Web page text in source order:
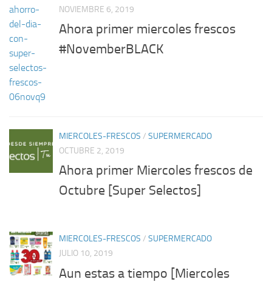
NOVIEMBRE 6, 2019
Ahora primer miercoles frescos
#NovemberBLACK
MIERCOLES-FRESCOS / SUPERMERCADO
OCTUBRE 2, 2019
Ahora primer Miercoles frescos de
Octubre [Super Selectos]
MIERCOLES-FRESCOS / SUPERMERCADO
JULIO 10, 2019
Aun estas a tiempo [Miercoles